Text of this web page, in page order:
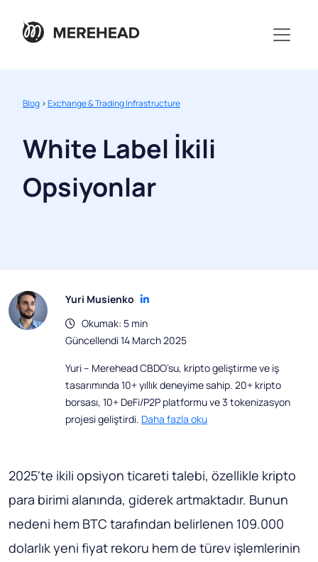
Blog >Exchange & Trading Infrastructure
White Label İkili
Opsiyonlar
Yuri Musienko
Okumak: 5 min
Güncellendi 14 March 2025
Yuri – Merehead CBDO’su, kripto geliştirme ve iş
tasarımında 10+ yıllık deneyime sahip. 20+ kripto
borsası, 10+ DeFi/P2P platformu ve 3 tokenizasyon
projesi geliştirdi. Daha fazla oku
2025'te ikili opsiyon ticareti talebi, özellikle kripto
para birimi alanında, giderek artmaktadır. Bunun
nedeni hem BTC tarafından belirlenen 109.000
dolarlık yeni fiyat rekoru hem de türev işlemlerinin